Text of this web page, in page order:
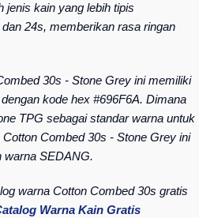
jenis kain yang lebih tipis
24s, memberikan rasa ringan
30s - Stone Grey ini memiliki
kode hex #696F6A. Dimana
TPG sebagai standar warna untuk
Combed 30s - Stone Grey ini
warna SEDANG.
warna Cotton Combed 30s gratis
Warna Kain Gratis